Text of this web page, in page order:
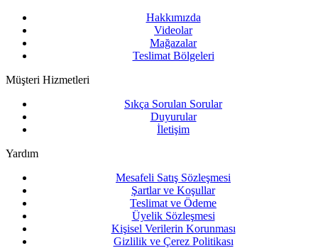
Hakkımızda
Videolar
Mağazalar
Teslimat Bölgeleri
Müşteri Hizmetleri
Sıkça Sorulan Sorular
Duyurular
İletişim
Yardım
Mesafeli Satış Sözleşmesi
Şartlar ve Koşullar
Teslimat ve Ödeme
Üyelik Sözleşmesi
Kişisel Verilerin Korunması
Gizlilik ve Çerez Politikası